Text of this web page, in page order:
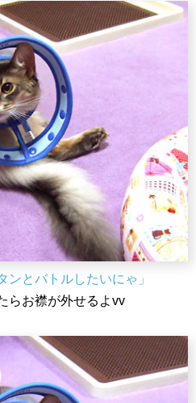
ンとバトルしたいにゃ」
らお襟が外せるよvv